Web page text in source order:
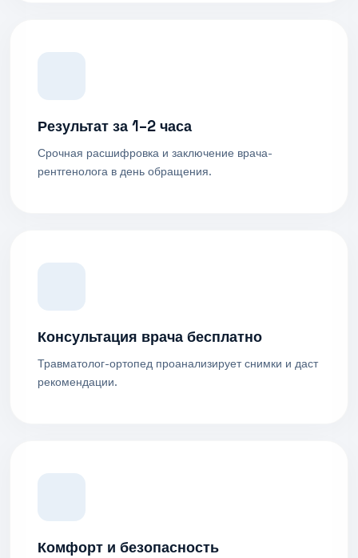
Результат за 1–2 часа
Срочная расшифровка и заключение врача-
рентгенолога в день обращения.
Консультация врача бесплатно
Травматолог-ортопед проанализирует снимки и даст
рекомендации.
Комфорт и безопасность